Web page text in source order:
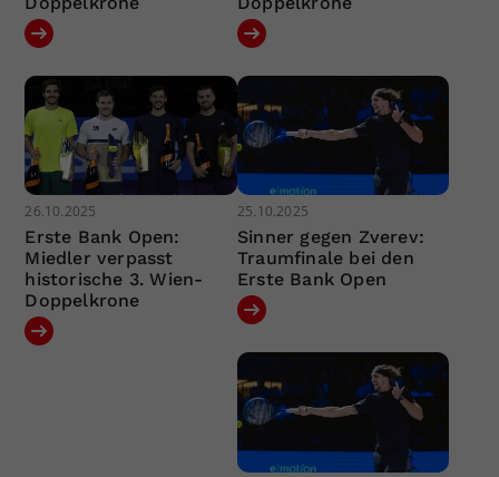
26.10.2025
Erste Bank Open:
Miedler verpasst
historische 3. Wien-
Doppelkrone
25.10.2025
Sinner gegen Zverev:
Traumfinale bei den
Erste Bank Open